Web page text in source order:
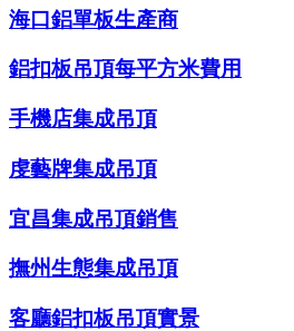
海口鋁單板生產商
鋁扣板吊頂每平方米費用
手機店集成吊頂
虔藝牌集成吊頂
宜昌集成吊頂銷售
撫州生態集成吊頂
客廳鋁扣板吊頂實景